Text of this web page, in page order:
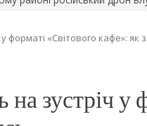
форматі «Світового кафе»: як
зустріч у